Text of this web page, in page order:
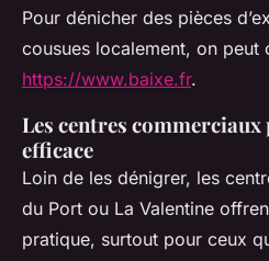
Pour dénicher des pièces
cousues localement, on peut
https://www.baixe.fr.
Les centres
efficace
Loin de les dénigrer, les
du Port ou La Valentine
pratique, surtout pour ceux